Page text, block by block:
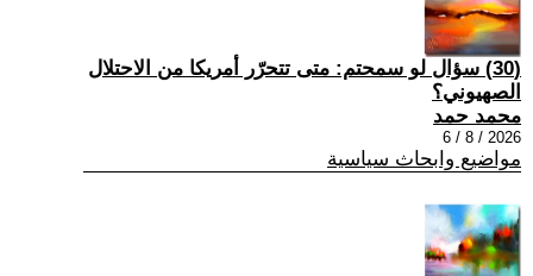
(30) سؤال لو سمحتم: متى تتحرّر أمريكا من الاحتلال
الصهيوني؟
محمد حمد
2026 / 8 / 6
مواضيع وابحاث سياسية